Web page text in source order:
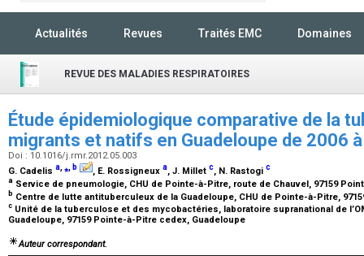
Actualités Revues Traités EMC Domaines
REVUE DES MALADIES RESPIRATOIRES
Étude épidemiologique comparative de la
migrants et natifs en Guadeloupe de 2006
Doi : 10.1016/j.rmr.2012.05.003
G. Cadelis a,⁎, b , E. Rossigneux a, J. Millet c, N. Rastogi c
a Service de pneumologie, CHU de Pointe-à-Pitre, route de Chauvel, 97159
b Centre de lutte antituberculeux de la Guadeloupe, CHU de Pointe-à-Pitre,
c Unité de la tuberculose et des mycobactéries, laboratoire supranational de
Guadeloupe, 97159 Pointe-à-Pitre cedex, Guadeloupe
Auteur correspondant.